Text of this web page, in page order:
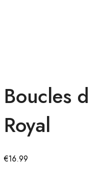
Boucles
Royal
€16.99